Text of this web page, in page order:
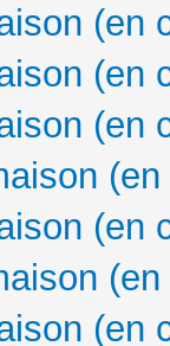
(en
(en
(en
(en
(en